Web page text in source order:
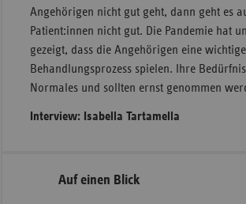
Angehörigen nicht gut geht, dann geht es
Patient:innen nicht gut. Die Pandemie hat
gezeigt, dass die Angehörigen eine
Behandlungsprozess spielen. Ihre
Normales und sollten ernst genommen
Interview: Isabella Tartamella
Seitennavigation
SeitenleisteAuf einen Blick